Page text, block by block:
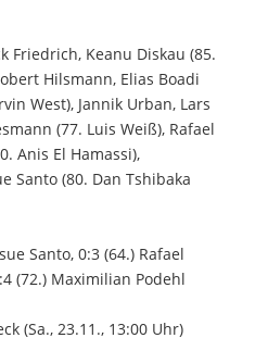
Friedrich, Keanu Diskau (85.
Hilsmann, Elias Boadi
West), Jannik Urban, Lars
(77. Luis Weiß), Rafael
Anis El Hamassi),
Santo (80. Dan Tshibaka
Santo, 0:3 (64.) Rafael
(72.) Maximilian Podehl
(Sa., 23.11., 13:00 Uhr)